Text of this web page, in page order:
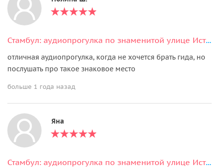
Стамбул: аудиопрогулка по знаменитой улице Истикляль
отличная аудиопрогулка, когда не хочется брать гида, но
послушать про такое знаковое место
больше 1 года назад
Яна
Стамбул: аудиопрогулка по знаменитой улице Истикляль